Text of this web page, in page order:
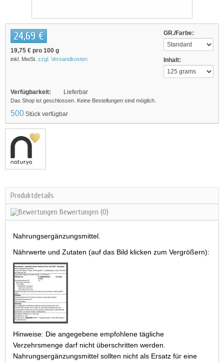
GR./Farbe:
Inhalt:
24,69 €
19,75 € pro 100 g
inkl. MwSt. zzgl. Versandkosten
Verfügbarkeit: Lieferbar
Das Shop ist geschlossen. Keine Bestellungen sind möglich.
500 Stück verfügbar
Produktdetails
Bewertungen (0)
Nahrungsergänzungsmittel.
Nährwerte und Zutaten (auf das Bild klicken zum Vergrößern):
Hinweise: Die angegebene empfohlene tägliche
Verzehrsmenge darf nicht überschritten werden.
Nahrungsergänzungsmittel sollten nicht als Ersatz für eine